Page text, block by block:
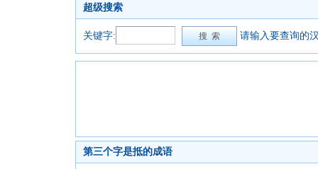
超级搜索
关键字: 请输入要查询的
第三个字是抵的成语